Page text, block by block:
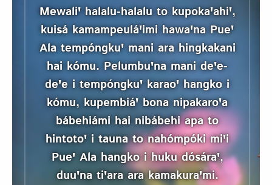
Mewaliꞌ halalu-halalu to kupokaꞌahiꞌ,
kuisá kamampeuláꞌimi hawaꞌna Pueꞌ
Ala tempóngkuꞌ mani ara hingkakani
hai kómu. Pelumbuꞌna mani deꞌe-
deꞌe i tempóngkuꞌ karaoꞌ hangko i
kómu, kupembiáꞌ bona nipakaroꞌa
bábehiámi hai nibábehi apa to
hintotoꞌ i tauna to nahómpóki miꞌi
Pueꞌ Ala hangko i huku dósáraꞌ,
duuꞌna tiꞌara ara kamakuraꞌmi.